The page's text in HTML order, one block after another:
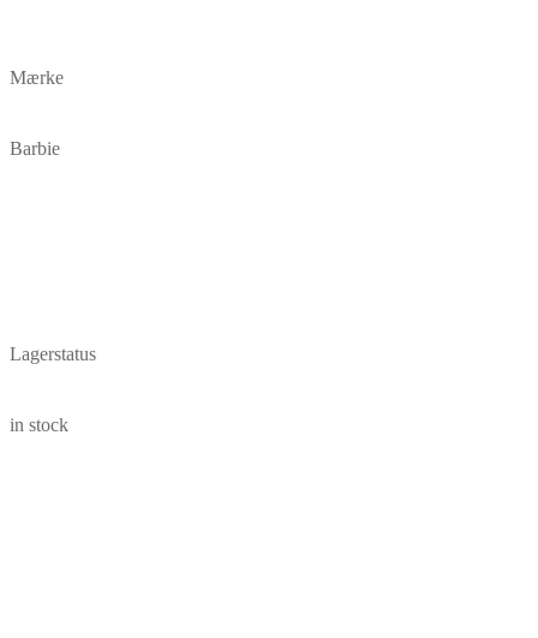
Mærke
Barbie
Lagerstatus
in stock